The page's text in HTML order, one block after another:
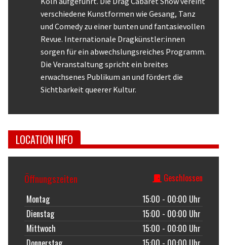
verschiedene Kunstformen wie Gesang, Tanz
und Comedy zu einer bunten und fantasievollen
Revue. Internationale Dragkünstler:innen
sorgen für ein abwechslungsreiches Programm.
Die Veranstaltung spricht ein breites
erwachsenes Publikum an und fördert die
Sichtbarkeit queerer Kultur.
LOCATION INFO
Öffnungszeiten
Geschlossen
Montag
15:00 - 00:00 Uhr
Dienstag
15:00 - 00:00 Uhr
Mittwoch
15:00 - 00:00 Uhr